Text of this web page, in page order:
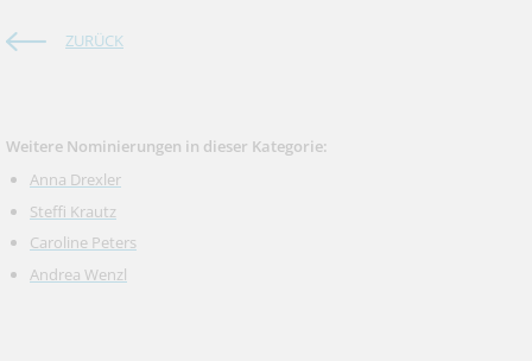
ZURÜCK
Weitere Nominierungen in dieser Kategorie:
Anna Drexler
Steffi Krautz
Caroline Peters
Andrea Wenzl